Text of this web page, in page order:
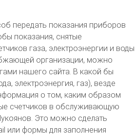
передать показания приборов
показания, снятые
газа, электроэнергии и воды
организации, можно
нашего сайта. В какой бы
электроэнергия, газ), везде
о том, каким образом
счетчиков в обслуживающую
Это можно сделать
или формы для заполнения